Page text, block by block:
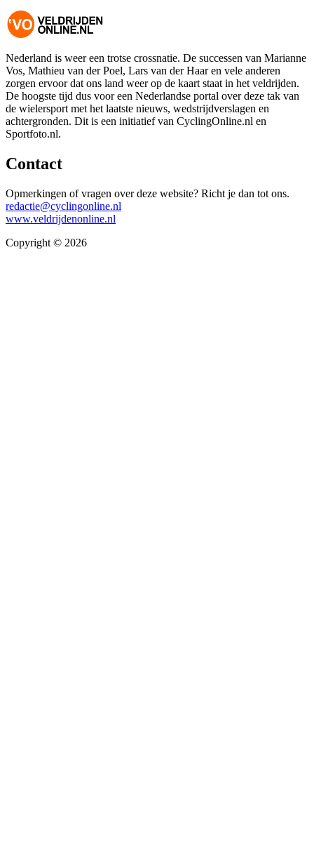
Nederland is weer een trotse crossnatie. De successen van Marianne
Vos, Mathieu van der Poel, Lars van der Haar en vele anderen
zorgen ervoor dat ons land weer op de kaart staat in het veldrijden.
De hoogste tijd dus voor een Nederlandse portal over deze tak van
de wielersport met het laatste nieuws, wedstrijdverslagen en
achtergronden. Dit is een initiatief van CyclingOnline.nl en
Sportfoto.nl.
Contact
Opmerkingen of vragen over deze website? Richt je dan tot ons.
redactie@cyclingonline.nl
www.veldrijdenonline.nl
Copyright © 2026